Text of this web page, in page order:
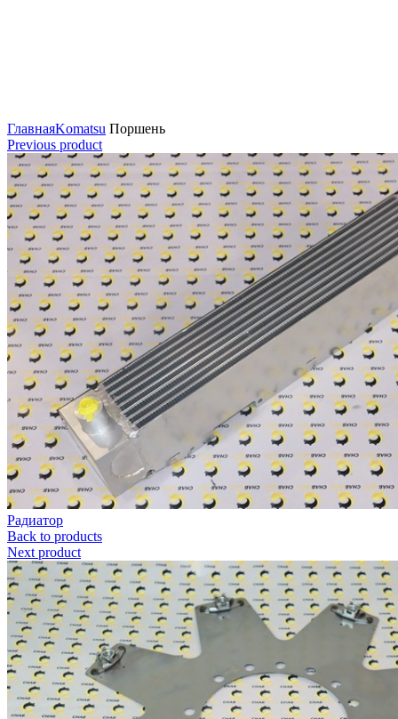
ГлавнаяKomatsu Поршень
Previous product
Радиатор
Back to products
Next product